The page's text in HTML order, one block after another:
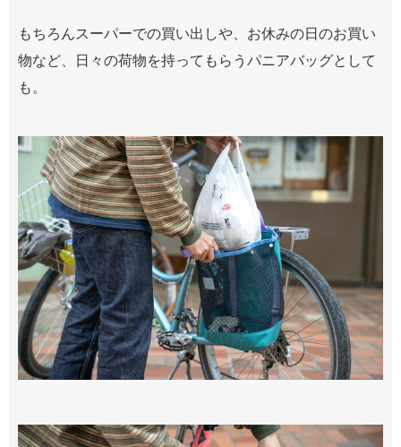
もちろんスーパーでの買い出しや、お休みの日のお買い
物など、日々の荷物を持ってもらうパニアバッグとして
も。